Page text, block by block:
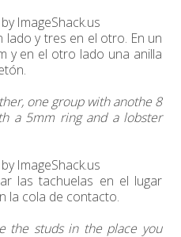
lado y tres en el otro. En un
y en el otro lado una anilla
one group with anothe 8
a 5mm ring and a lobster
las tachuelas en el lugar
la cola de contacto.
the studs in the place you